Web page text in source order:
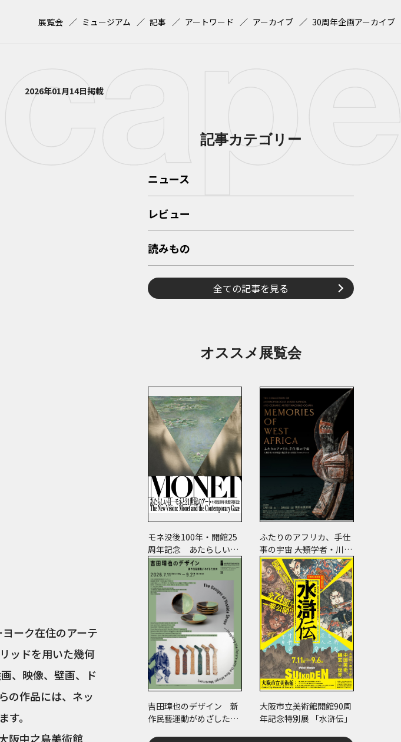
展覧会 ミュージアム 記事 アートワード アーカイブ 30周年企画アーカイブ
2026年01月14日掲載
ーク在住のアーテ
ッドを用いた幾何
、映像、壁画、ド
の作品には、ネッ
。
阪中之島美術館
記事カテゴリー
ニュース
レビュー
読みもの
全ての記事を見る
オススメ展覧会
モネ没後100年・開館25
周年記念 あたらしい目
― モネと21世紀のアート
ふたりのアフリカ、手仕
事の宇宙 ――人類学者・川田
順造と陶芸作家・小川待
子のコレクション
吉田璋也のデザイン 新
作民藝運動がめざした未
大阪市立美術館開館90周
年記念特別展 「水滸伝」